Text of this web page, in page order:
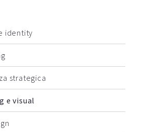
identity
strategica
e visual